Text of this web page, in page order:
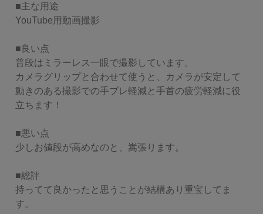
■主な用途
YouTube用動画撮影
■良い点
普段はミラーレス一眼で撮影しています。
カメラグリップと合わせて使うと、カメラが安定して
動きのある撮影での手ブレ軽減と手首の疲労軽減に役
立ちます！
■悪い点
少しお値段が高めなのと、嵩張ります。
■総評
持ってて良かったと思うことが結構あり重宝してま
す。